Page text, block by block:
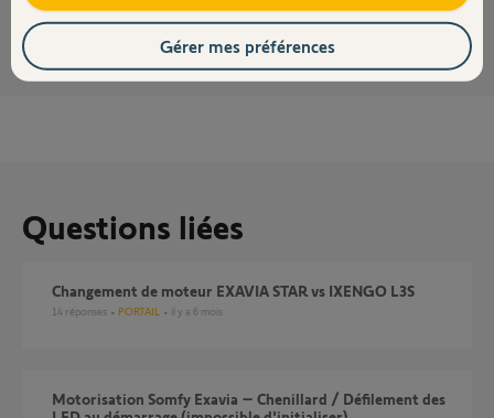
Questions liées
changement de moteur EXAVIA STAR vs IXENGO L3S
14 réponses PORTAIL il y a 6 mois
Motorisation Somfy Exavia – Chenillard / Défilement des
Gérer mes préférences